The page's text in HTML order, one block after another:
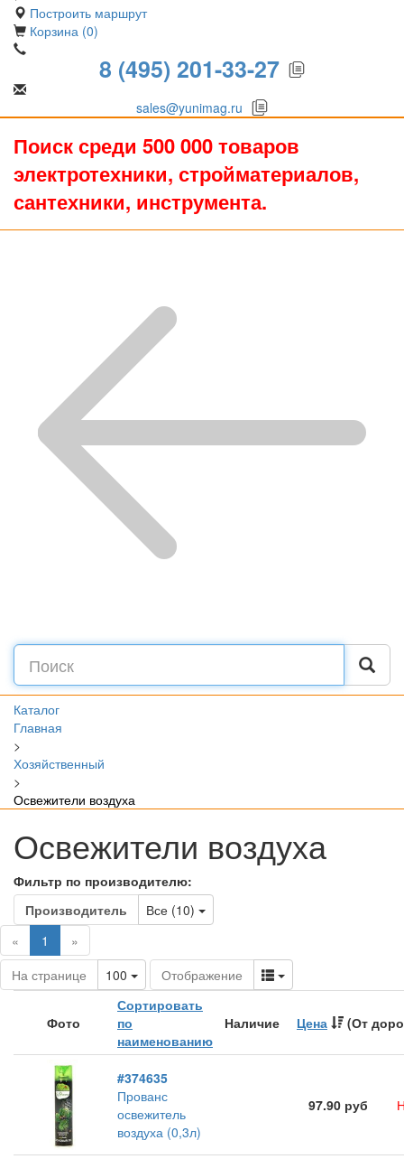
Построить маршрут
Корзина (0)
8 (495) 201-33-27
sales@yunimag.ru
Поиск среди 500 000 товаров
электротехники, стройматериалов,
сантехники, инструмента.
Каталог
Главная
>
Хозяйственный
>
Освежители воздуха
Освежители воздуха
Фильтр по производителю:
Производитель
Все (10) Toggle Dropdown
«
1 (current)
»
На странице
100 Toggle Dropdown
Отображение Toggle Dropdown
Фото
Сортировать
по
наименованию
Наличие Цена (От
#374635
Прованс
освежитель
воздуха (0,3л)
97.90 руб